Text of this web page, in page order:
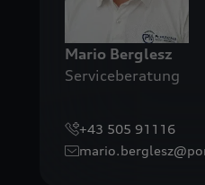
Mario Berglesz
Serviceberatung
+43 505 91116